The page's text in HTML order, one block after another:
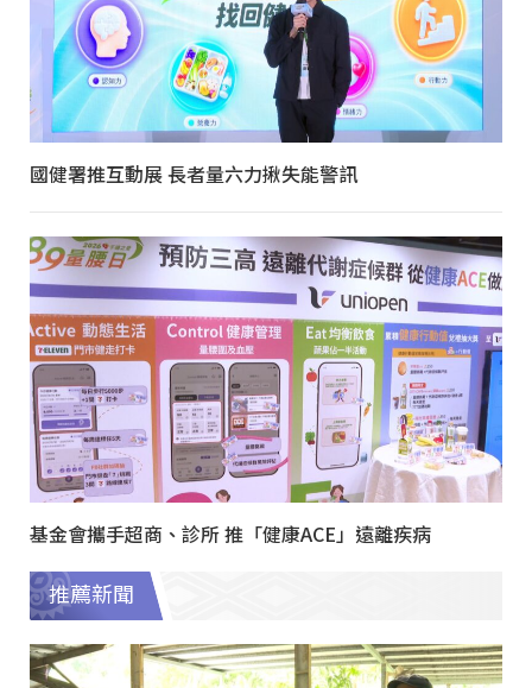
國健署推互動展 長者量六力揪失能警訊
基金會攜手超商、診所 推「健康ACE」遠離疾病
推薦新聞